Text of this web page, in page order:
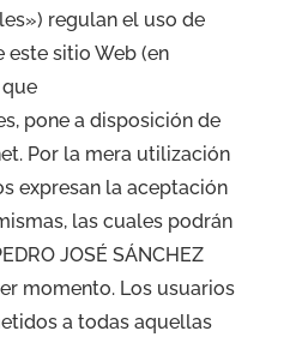
regulan el uso de
sitio Web (en
, pone a disposición de
Por la mera utilización
expresan la aceptación
las cuales podrán
JOSÉ SÁNCHEZ
momento. Los usuarios
a todas aquellas